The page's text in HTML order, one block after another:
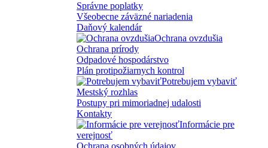
Správne poplatky
Všeobecne záväzné nariadenia
Daňový kalendár
Ochrana ovzdušia
Ochrana prírody
Odpadové hospodárstvo
Plán protipožiarnych kontrol
Potrebujem vybaviť
Mestský rozhlas
Postupy pri mimoriadnej udalosti
Kontakty
Informácie pre
verejnosť
Ochrana osobných údajov